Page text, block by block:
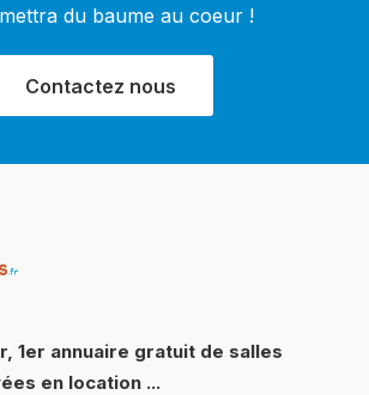
du baume au coeur !
Contactez nous
1er annuaire gratuit de salles
en location ...